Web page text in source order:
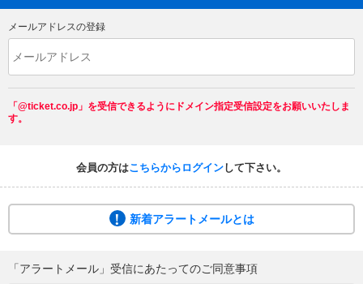
メールアドレスの登録
「@ticket.co.jp」を受信できるようにドメイン指定受信設定をお願いいたしま
す。
会員の方はこちらからログイン して下さい。
新着アラートメールとは
会員登録がお済みでない方もメールアドレスを登録するだけで気軽にご利用い
ただけます。
「アラートメール」受信にあたってのご同意事項